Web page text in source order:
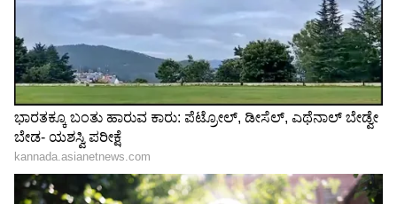
ಆಶಿಸಿದ್ದಾರೆ. ಸಾರಾಯಾ ಕುತೂಹಲ, ವೀಕ್ಷಣೆ, ಪ್ರೀತಿ ಮತ್ತು
ಭಾವನಾತ್ಮಕವಾಗಿ ಬಲಶಾಲಿಯಾಗಿರಬೇಕು. ಬದಲಾಗಿ,
ಇತರರನ್ನು ಸಂತೋಷವಾಗಿಡಲು ತನ್ನ ಸ್ವಂತ ಅಗತ್ಯಗಳನ್ನು
ತ್ಯಾಗ ಮಾಡುವವಳಾಗಬಾರದು ಎಂದು ಕಿಯಾರಾ ಹೇಳಿದ್ದಾರೆ.
ತನ್ನ ಪೋಷಕರು ತನಗೂ ಮತ್ತು ತನ್ನ ಸಹೋದರನಿಗೂ
ಕಲಿಸಿದ ಮೌಲ್ಯಗಳ ಬಗ್ಗೆ ಕಿಯಾರಾ ಮಾತನಾಡಿದ್ದಾರೆ.
ಭಾವನಾತ್ಮಕ ಬೆಂಬಲವಿತ್ತು ಎಂದು ಅವರು ನೆನಪಿಸಿಕೊಂಡರು.